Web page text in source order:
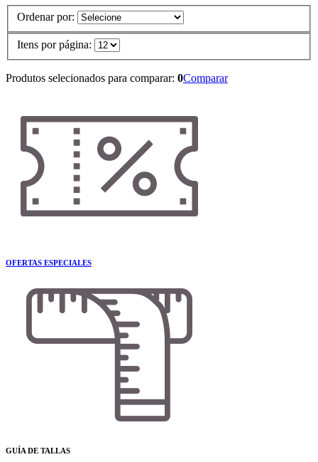
Ordenar por:
Itens por página:
Produtos selecionados para comparar: 0Comparar
OFERTAS ESPECIALES
GUÍA DE TALLAS